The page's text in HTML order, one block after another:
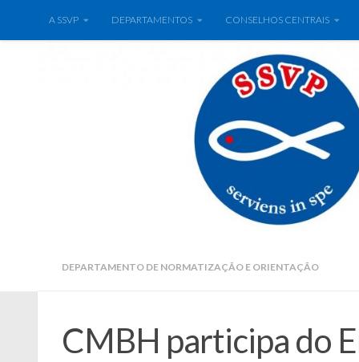
A SSVP DEPARTAMENTOS CONSELHOS CENTRAIS
DEPARTAMENTO DE NORMATIZAÇÃO E ORIENTAÇÃO
CMBH participa do